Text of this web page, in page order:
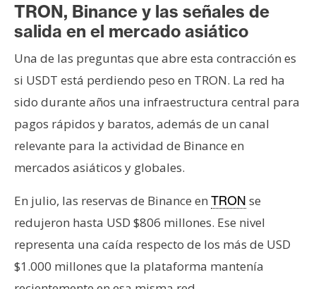
TRON, Binance y las señales de
salida en el mercado asiático
Una de las preguntas que abre esta contracción es
si USDT está perdiendo peso en TRON. La red ha
sido durante años una infraestructura central para
pagos rápidos y baratos, además de un canal
relevante para la actividad de Binance en
mercados asiáticos y globales.
En julio, las reservas de Binance en TRON se
redujeron hasta USD $806 millones. Ese nivel
representa una caída respecto de los más de USD
$1.000 millones que la plataforma mantenía